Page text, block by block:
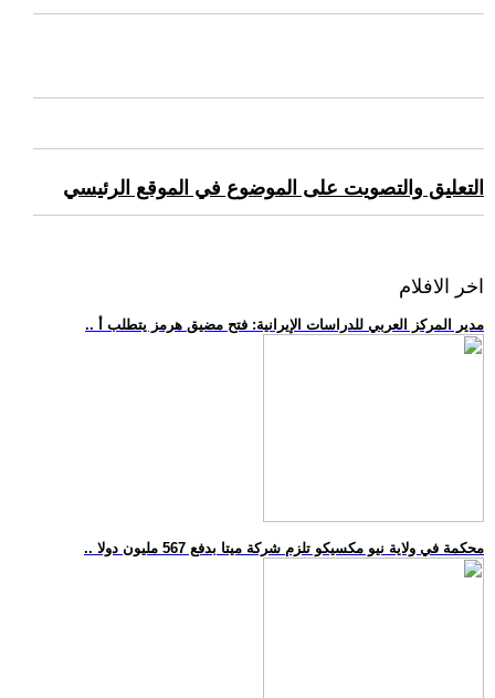
التعليق والتصويت على الموضوع في الموقع الرئيسي
اخر الافلام
.. مدير المركز العربي للدراسات الإيرانية: فتح مضيق هرمز يتطلب أ
.. محكمة في ولاية نيو مكسيكو تلزم شركة ميتا بدفع 567 مليون دولا